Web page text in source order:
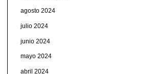
agosto 2024
julio 2024
junio 2024
mayo 2024
abril 2024